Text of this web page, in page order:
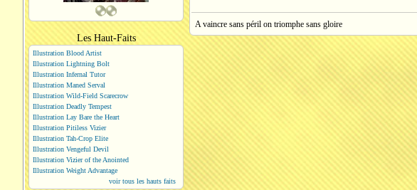
Les Haut-Faits
Illustration Blood Artist
Illustration Lightning Bolt
Illustration Infernal Tutor
Illustration Maned Serval
Illustration Wild-Field Scarecrow
Illustration Deadly Tempest
Illustration Lay Bare the Heart
Illustration Pitiless Vizier
Illustration Tah-Crop Elite
Illustration Vengeful Devil
Illustration Vizier of the Anointed
Illustration Weight Advantage
voir tous les hauts faits
A vaincre sans péril on triomphe sans gloire